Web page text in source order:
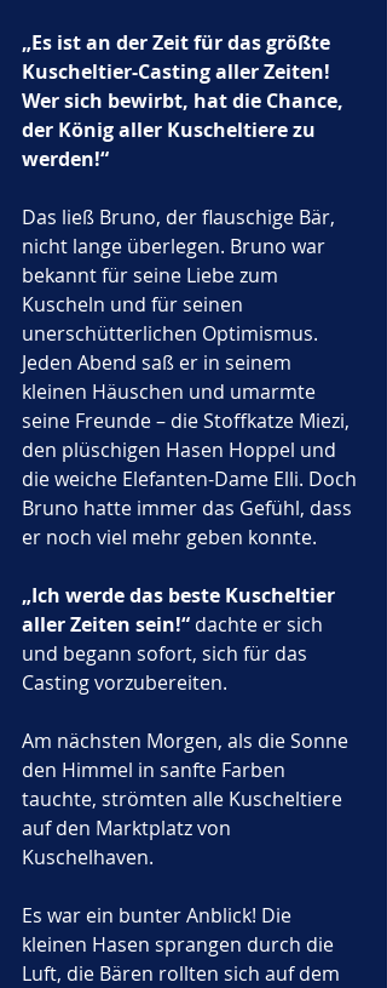
„Es ist an der Zeit für das größte
Kuscheltier-Casting aller Zeiten!
Wer sich bewirbt, hat die Chance,
der König aller Kuscheltiere zu
werden!“
Das ließ Bruno, der flauschige Bär,
nicht lange überlegen. Bruno war
bekannt für seine Liebe zum
Kuscheln und für seinen
unerschütterlichen Optimismus.
Jeden Abend saß er in seinem
kleinen Häuschen und umarmte
seine Freunde – die Stoffkatze Miezi,
den plüschigen Hasen Hoppel und
die weiche Elefanten-Dame Elli. Doch
Bruno hatte immer das Gefühl, dass
er noch viel mehr geben konnte.
„Ich werde das beste Kuscheltier
aller Zeiten sein!“ dachte er sich
und begann sofort, sich für das
Casting vorzubereiten.
Am nächsten Morgen, als die Sonne
den Himmel in sanfte Farben
tauchte, strömten alle Kuscheltiere
auf den Marktplatz von
Kuschelhaven.
Es war ein bunter Anblick! Die
kleinen Hasen sprangen durch die
Luft, die Bären rollten sich auf dem